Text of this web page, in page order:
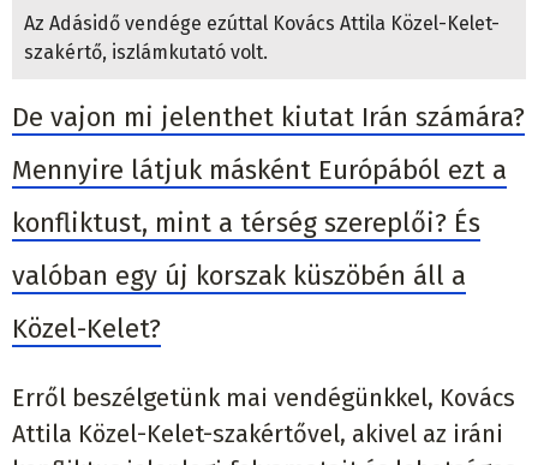
Az Adásidő vendége ezúttal Kovács Attila Közel-Kelet-
szakértő, iszlámkutató volt.
De vajon mi jelenthet kiutat Irán számára?
Mennyire látjuk másként Európából ezt a
konfliktust, mint a térség szereplői? És
valóban egy új korszak küszöbén áll a
Közel-Kelet?
Erről beszélgetünk mai vendégünkkel, Kovács
Attila Közel-Kelet-szakértővel, akivel az iráni